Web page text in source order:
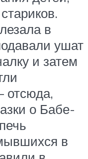
в
ушат
и затем
отсюда,
о Бабе-
в